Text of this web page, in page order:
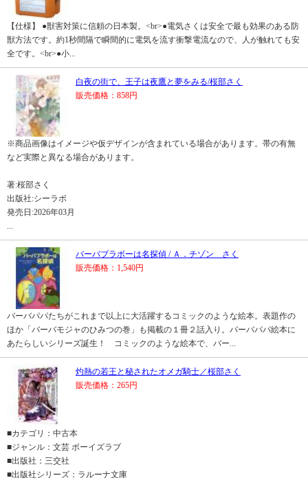
【仕様】 ●獣害対策に信頼の日本製。<br>●電気さくは安全で最も効果のある防
獣方法です。約1秒間隔で瞬間的に電気を流す衝撃電流なので、人が触れても安
全です。<br>●小...
白夜の街で、王子は夜鷹と夢をみる/桜部さく
販売価格：858円
※商品画像はイメージや仮デザインが含まれている場合があります。帯の有無
など実際と異なる場合があります。
著:桜部さく
出版社:シーラボ
発売日:2026年03月
...
バーバブラボーは名探偵 / Ａ．チゾン さく
販売価格：1,540円
バーバパパたちがこれまで以上に大活躍するコミックのような絵本。表題作の
ほか「バーバモジャのひみつの巻」も掲載の１冊２話入り。バーバパパ絵本に
あたらしいシリーズ誕生！ コミックのような絵本で、バー...
灼熱の若王と秘されたオメガ騎士／桜部さく
販売価格：265円
■カテゴリ：中古本
■ジャンル：文芸 ボーイズラブ
■出版社：三交社
■出版社シリーズ：ラルーナ文庫